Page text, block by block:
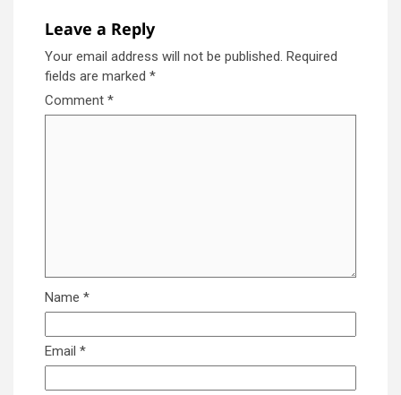
Leave a Reply
Your email address will not be published. Required
fields are marked *
Comment *
Name *
Email *